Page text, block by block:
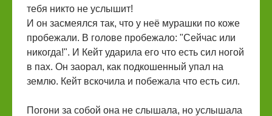
тебя никто не услышит!
И он засмеялся так, что у неё мурашки по коже
пробежали. В голове пробежало: "Сейчас или
никогда!". И Кейт ударила его что есть сил ногой
в пах. Он заорал, как подкошенный упал на
землю. Кейт вскочила и побежала что есть сил.
Погони за собой она не слышала, но услышала